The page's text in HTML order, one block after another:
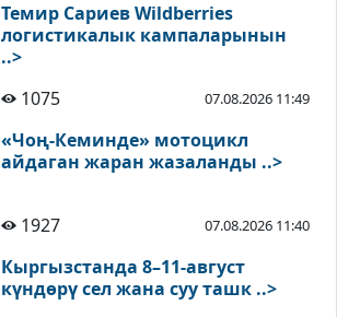
Темир Сариев Wildberries
логистикалык кампаларынын
..>
1075
07.08.2026 11:49
«Чоң-Кеминде» мотоцикл
айдаган жаран жазаланды ..>
1927 07.08.2026 11:40
Кыргызстанда 8–11-август
күндөрү сел жана суу ташк ..>